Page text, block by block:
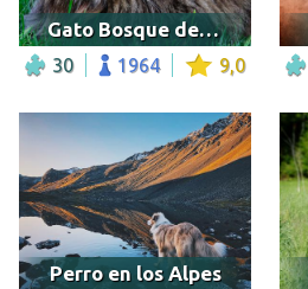
Gato Bosque de Noruega
30 1964 9,0
Perro en los Alpes